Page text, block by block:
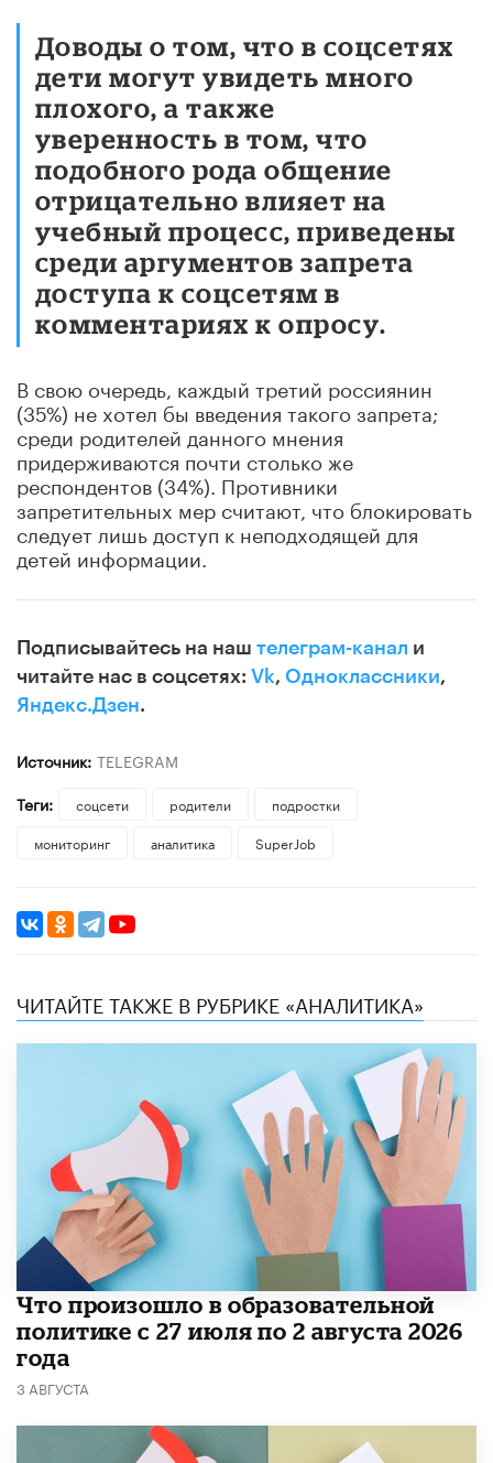
Доводы о том, что в соцсетях
дети могут увидеть много
плохого, а также
уверенность в том, что
подобного рода общение
отрицательно влияет на
учебный процесс, приведены
среди аргументов запрета
доступа к соцсетям в
комментариях к опросу.
В свою очередь, каждый третий россиянин
(35%) не хотел бы введения такого запрета;
среди родителей данного мнения
придерживаются почти столько же
респондентов (34%). Противники
запретительных мер считают, что блокировать
следует лишь доступ к неподходящей для
детей информации.
Подписывайтесь на наш телеграм-канал и
читайте нас в соцсетях: Vk, Одноклассники,
Яндекс.Дзен.
Источник: TELEGRAM
Теги:
соцсети родители
подростки
мониторинг
аналитика SuperJob
ЧИТАЙТЕ ТАКЖЕ В РУБРИКЕ «АНАЛИТИКА»
​Что произошло в образовательной
политике с 27 июля по 2 августа 2026
года
3 АВГУСТА